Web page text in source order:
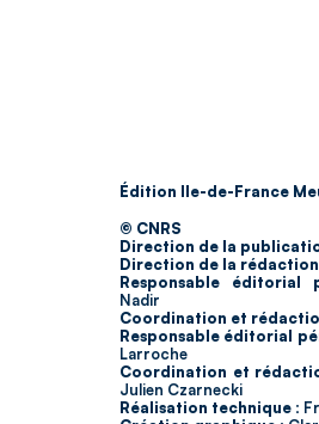
Édition Ile-de-France
© CNRS
Direction de la
Direction de la rédaction
Responsable éditorial
Nadir
Coordination et
Responsable éditorial
Larroche
Coordination et
Julien Czarnecki
Réalisation technique :